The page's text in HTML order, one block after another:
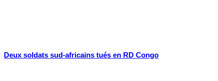
Deux soldats sud-africains tués en RD Congo